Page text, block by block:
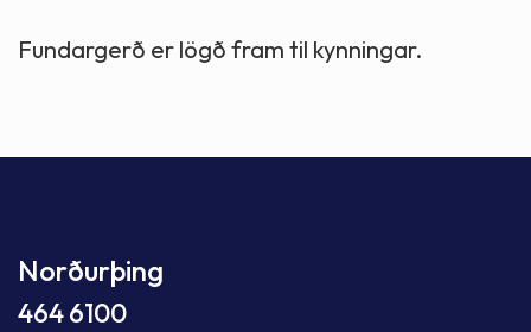
Fundargerð er lögð fram til kynningar.
Norðurþing
464 6100